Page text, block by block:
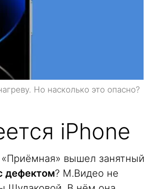
Но насколько это опасно?
iPhone
вышел занятный
дефектом? М.Видео не